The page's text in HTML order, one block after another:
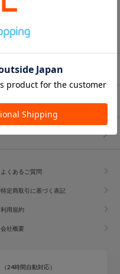
よくあるご質問
特定商取引に基づく表記
利用規約
会社概要
（24時間自動対応）